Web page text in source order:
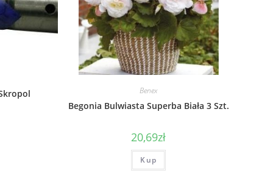
Benex
Begonia Bulwiasta Superba Biała 3 Szt.
20,69zł
Kup